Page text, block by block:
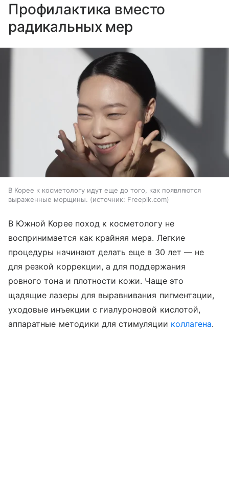
Профилактика вместо
радикальных мер
В Корее к косметологу идут еще до того, как появляются
выраженные морщины.
источник: Freepik.com
В Южной Корее поход к косметологу не
воспринимается как крайняя мера. Легкие
процедуры начинают делать еще в 30 лет — не
для резкой коррекции, а для поддержания
ровного тона и плотности кожи. Чаще это
щадящие лазеры для выравнивания пигментации,
уходовые инъекции с гиалуроновой кислотой,
аппаратные методики для стимуляции коллагена.